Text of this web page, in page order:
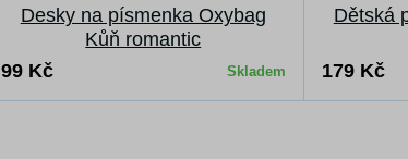
Desky na písmenka Oxybag
Kůň romantic
99 Kč
Skladem
Dětská
179 Kč